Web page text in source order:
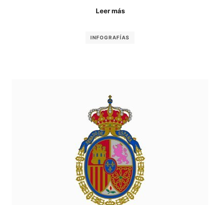
Leer más
INFOGRAFÍAS